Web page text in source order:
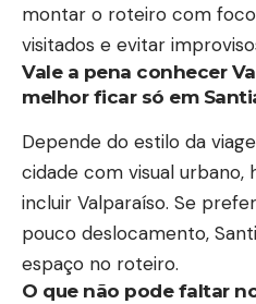
montar o roteiro com
visitados e evitar
Vale a pena conhecer
melhor ficar só em
Depende do estilo da
cidade com visual urbano,
incluir Valparaíso. Se
pouco deslocamento,
espaço no roteiro.
O que não pode faltar